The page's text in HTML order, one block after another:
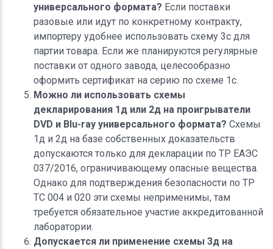
универсального формата? Если поставки
разовые или идут по конкретному контракту,
импортеру удобнее использовать схему 3с для
партии товара. Если же планируются регулярные
поставки от одного завода, целесообразно
оформить сертификат на серию по схеме 1с.
Можно ли использовать схемы
декларирования 1д или 2д на проигрыватели
DVD и Blu-ray универсального формата? Схемы
1д и 2д на базе собственных доказательств
допускаются только для декларации по ТР ЕАЭС
037/2016, ограничивающему опасные вещества.
Однако для подтверждения безопасности по ТР
ТС 004 и 020 эти схемы неприменимы, там
требуется обязательное участие аккредитованной
лаборатории.
Допускается ли применение схемы 3д на